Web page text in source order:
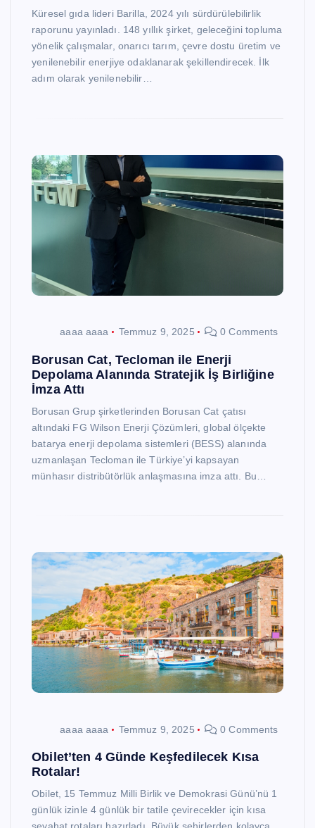
Küresel gıda lideri Barilla, 2024 yılı sürdürülebilirlik
raporunu yayınladı. 148 yıllık şirket, geleceğini topluma
yönelik çalışmalar, onarıcı tarım, çevre dostu üretim ve
yenilenebilir enerjiye odaklanarak şekillendirecek. İlk
adım olarak yenilenebilir…
aaaa aaaa Temmuz 9, 2025 0 Comments
Borusan Cat, Tecloman ile Enerji
Depolama Alanında Stratejik İş Birliğine
İmza Attı
Borusan Grup şirketlerinden Borusan Cat çatısı
altındaki FG Wilson Enerji Çözümleri, global ölçekte
batarya enerji depolama sistemleri (BESS) alanında
uzmanlaşan Tecloman ile Türkiye’yi kapsayan
münhasır distribütörlük anlaşmasına imza attı. Bu…
aaaa aaaa Temmuz 9, 2025 0 Comments
Obilet’ten 4 Günde Keşfedilecek Kısa
Rotalar!
Obilet, 15 Temmuz Milli Birlik ve Demokrasi Günü’nü 1
günlük izinle 4 günlük bir tatile çevirecekler için kısa